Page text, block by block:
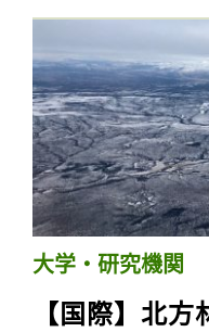
大学・研究機関
【国際】北